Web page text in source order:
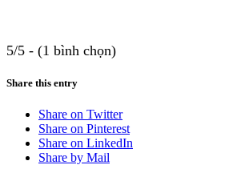
5/5 - (1 bình chọn)
Share this entry
Share on Twitter
Share on Pinterest
Share on LinkedIn
Share by Mail